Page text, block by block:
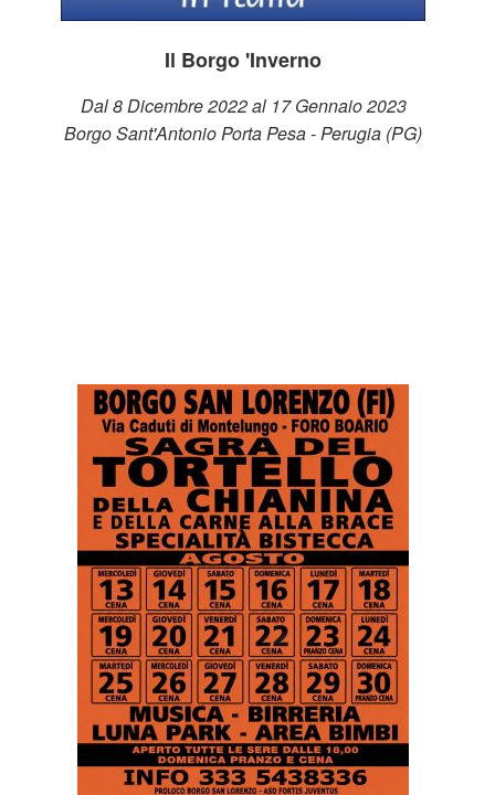
Il Borgo 'Inverno
Dal 8 Dicembre 2022 al 17 Gennaio 2023
Borgo Sant'Antonio Porta Pesa - Perugia (PG)